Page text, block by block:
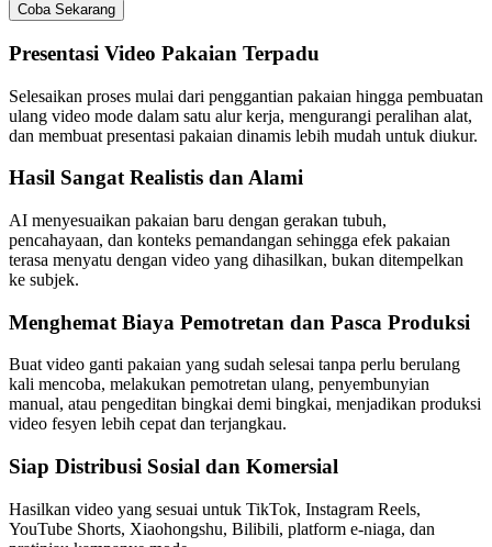
Coba Sekarang
Presentasi Video Pakaian Terpadu
Selesaikan proses mulai dari penggantian pakaian hingga pembuatan
ulang video mode dalam satu alur kerja, mengurangi peralihan alat,
dan membuat presentasi pakaian dinamis lebih mudah untuk diukur.
Hasil Sangat Realistis dan Alami
AI menyesuaikan pakaian baru dengan gerakan tubuh,
pencahayaan, dan konteks pemandangan sehingga efek pakaian
terasa menyatu dengan video yang dihasilkan, bukan ditempelkan
ke subjek.
Menghemat Biaya Pemotretan dan Pasca Produksi
Buat video ganti pakaian yang sudah selesai tanpa perlu berulang
kali mencoba, melakukan pemotretan ulang, penyembunyian
manual, atau pengeditan bingkai demi bingkai, menjadikan produksi
video fesyen lebih cepat dan terjangkau.
Siap Distribusi Sosial dan Komersial
Hasilkan video yang sesuai untuk TikTok, Instagram Reels,
YouTube Shorts, Xiaohongshu, Bilibili, platform e-niaga, dan